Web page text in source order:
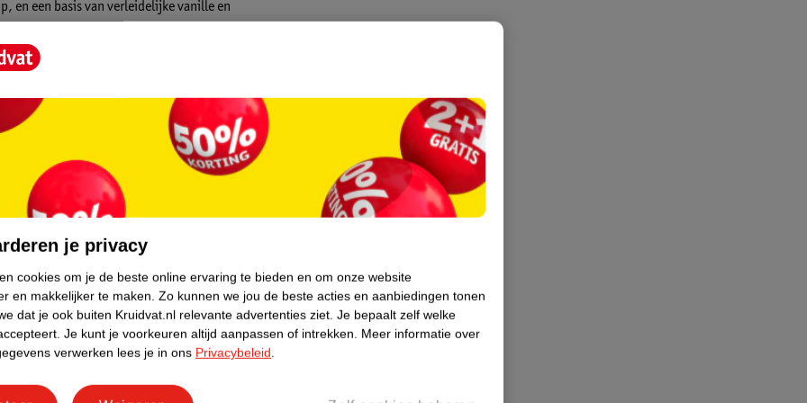
en een basis van verleidelijke vanille en
huid. Bestel nu en geniet elke dag van
SALICYLATE, LIMONENE, ETHYLHEXYL
BUTYL
LINALOOL.
je privacy
cookies om je de beste online ervaring te bieden en om onze website
en makkelijker te maken. Zo kunnen we jou de beste acties en aanbiedingen tonen
dat je ook buiten Kruidvat.nl relevante advertenties ziet. Je bepaalt zelf welke
Je kunt je voorkeuren altijd aanpassen of intrekken. Meer informatie over
verwerken lees je in ons Privacybeleid.